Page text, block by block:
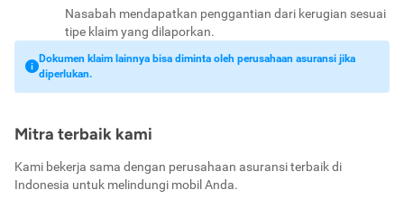
Nasabah mendapatkan penggantian dari kerugian sesuai
tipe klaim yang dilaporkan.
Dokumen klaim lainnya bisa diminta oleh perusahaan asuransi jika
diperlukan.
Mitra terbaik kami
Kami bekerja sama dengan perusahaan asuransi terbaik di
Indonesia untuk melindungi mobil Anda.